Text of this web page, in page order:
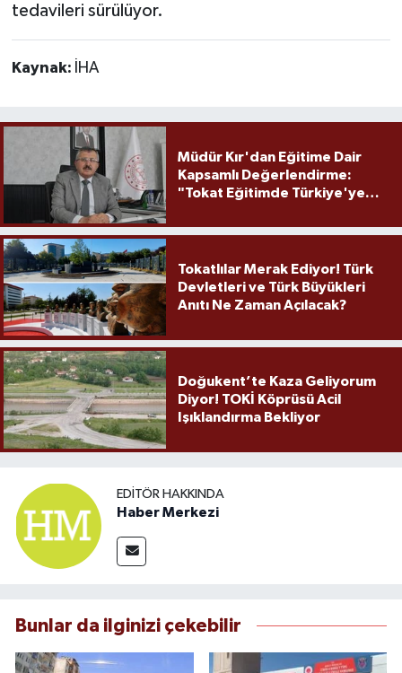
tedavileri sürülüyor.
Kaynak: İHA
Müdür Kır'dan Eğitime Dair
Kapsamlı Değerlendirme:
"Tokat Eğitimde Türkiye'ye
Tokatlılar Merak Ediyor! Türk
Devletleri ve Türk Büyükleri
Anıtı Ne Zaman Açılacak?
Doğukent’te Kaza Geliyorum
Diyor! TOKİ Köprüsü Acil
Işıklandırma Bekliyor
EDITÖR HAKKINDA
Haber Merkezi
Bunlar da ilginizi çekebilir